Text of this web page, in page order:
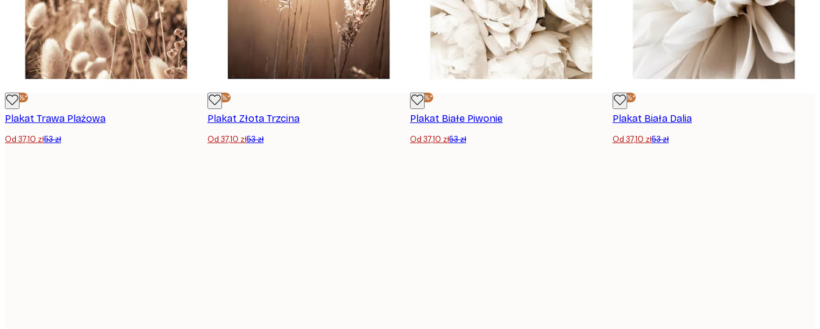
-30%*
Plakat Trawa Plażowa
Od 37,10 zł53 zł
-30%*
Plakat Złota Trzcina
Od 37,10 zł53 zł
-30%*
Plakat Białe Piwonie
Od 37,10 zł53 zł
-30%*
Plakat Biała Dalia
Od 37,10 zł53 zł